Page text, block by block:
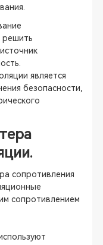
решить
является
безопасности,
сопротивления
сопротивлением